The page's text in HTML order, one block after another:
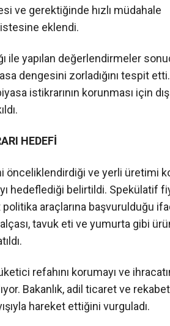
ve gerektiğinde hızlı müdahale
eklendi.
ile yapılan değerlendirmeler
dengesini zorladığını tespit
istikrarının korunması için
HEDEFİ
önceliklendirdiği ve yerli üretimi
hedeflediği belirtildi. Spekülatif
araçlarına başvurulduğu
tavuk eti ve yumurta gibi
refahını korumayı ve
Bakanlık, adil ticaret ve rekabet
hareket ettiğini vurguladı.